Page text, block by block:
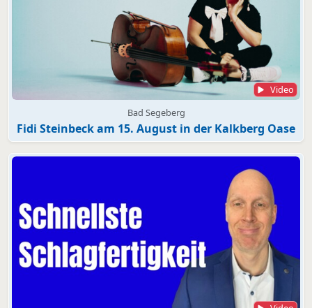
Video
Bad Segeberg
Fidi Steinbeck am 15. August in der Kalkberg Oase